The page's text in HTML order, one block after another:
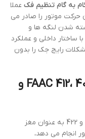
به گام تنظیم فک عملا
حرکت موتور را صادر می
شدن لنگه ها و
داخلی و عملکرد
رایج جک را بدون
نقش برد کنترل در جک‌های FAAC 412، 400 و
برد FAAC 455D در مدل های محبوب 412، 400 و 422 به عنوان مغز
انجام می دهد،